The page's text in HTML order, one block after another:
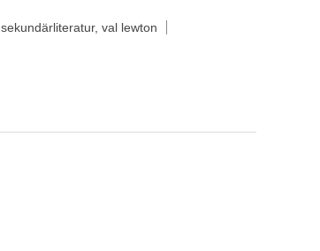
sekundärliteratur, val lewton